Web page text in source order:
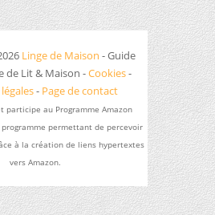
Linge de Maison - Guide
de Lit & Maison -Cookies-
- Page de contact
participe au Programme Amazon
programme permettant de percevoir
à la création de liens hypertextes
vers Amazon.